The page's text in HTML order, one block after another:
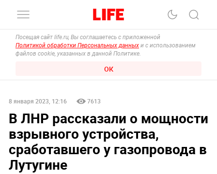
Посещая сайт life.ru, Вы соглашаетесь с приложенной
Политикой обработки Персональных данных и с использованием
файлов cookie, указанных в данной Политике.
ОК
8 января 2023, 12:16 7613
В ЛНР рассказали о мощности
взрывного устройства,
сработавшего у газопровода в
Лутугине